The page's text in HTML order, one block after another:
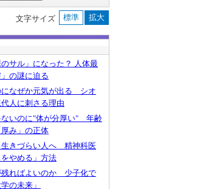
文字サイズ 標準 拡大
サル」になった？ 人体最
の謎に迫る
になぜか元気が出る シオ
人に刺さる理由
ないのに"体が分厚い" 年齢
み」の正体
生きづらい人へ 精神科医
やめる」方法
残ればよいのか 少子化で
の未来」